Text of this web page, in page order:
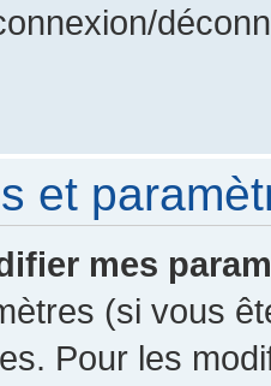
et
mes
(si vous
Pour les